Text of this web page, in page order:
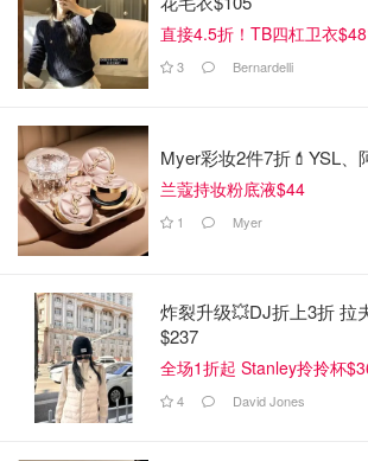
直接4.5折！TB四杠卫衣
3 Bernardelli
Myer彩妆2件7折💄YSL、
兰蔻持妆粉底液$44
1 Myer
炸裂升级💥DJ折上3折 拉
$237
全场1折起 Stanley拎拎杯
4 David Jones